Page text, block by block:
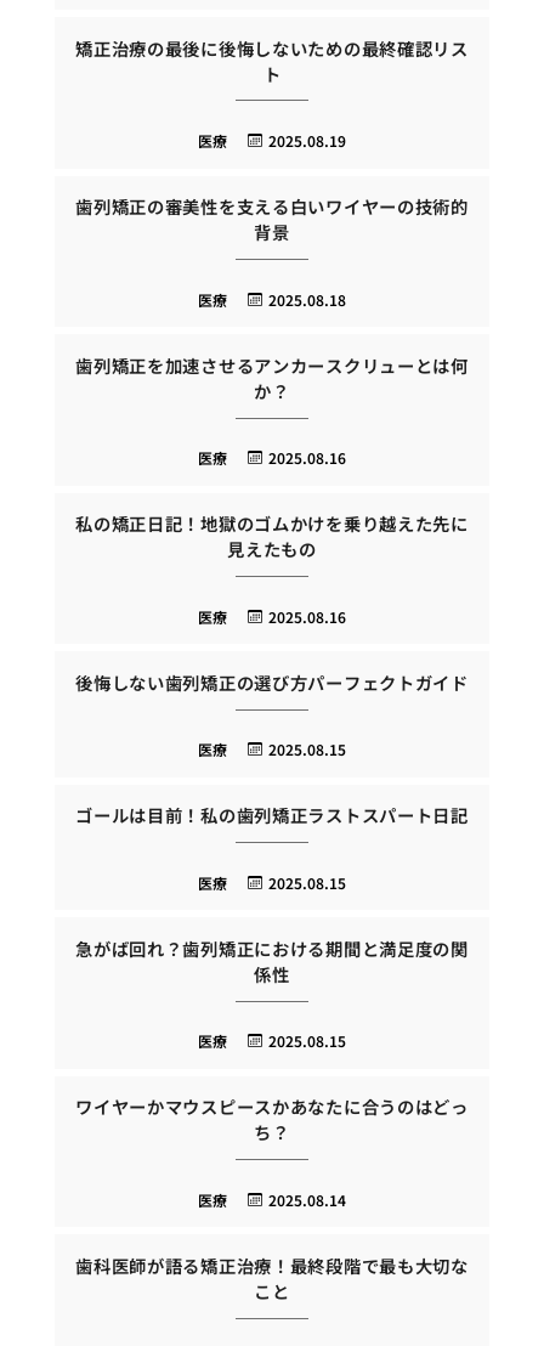
矯正治療の最後に後悔しないための最終確認リス
ト
2025.08.19
医療
歯列矯正の審美性を支える白いワイヤーの技術的
背景
2025.08.18
医療
歯列矯正を加速させるアンカースクリューとは何
か？
2025.08.16
医療
私の矯正日記！地獄のゴムかけを乗り越えた先に
見えたもの
2025.08.16
医療
後悔しない歯列矯正の選び方パーフェクトガイド
2025.08.15
医療
ゴールは目前！私の歯列矯正ラストスパート日記
2025.08.15
医療
急がば回れ？歯列矯正における期間と満足度の関
係性
2025.08.15
医療
ワイヤーかマウスピースかあなたに合うのはどっ
ち？
2025.08.14
医療
歯科医師が語る矯正治療！最終段階で最も大切な
こと